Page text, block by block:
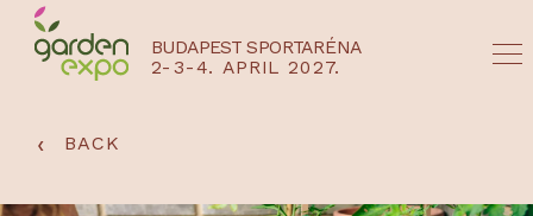
BUDAPEST SPORTARÉNA
2-3-4. APRIL 2027.
EN
‹ BACK